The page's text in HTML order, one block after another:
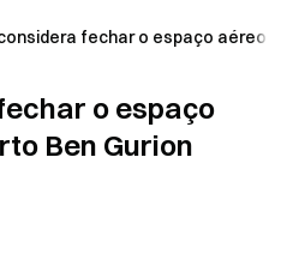
fechar o espaço aéreo e
o espaço
Ben Gurion